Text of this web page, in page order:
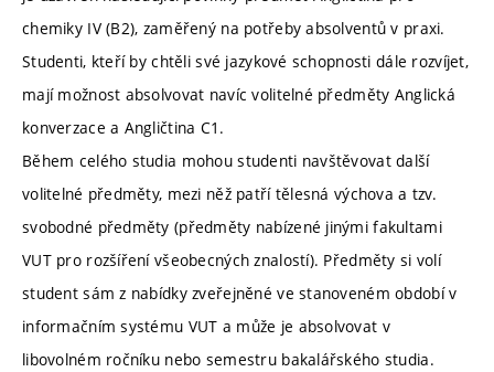
chemiky IV (B2), zaměřený na potřeby absolventů v praxi.
Studenti, kteří by chtěli své jazykové schopnosti dále rozvíjet,
mají možnost absolvovat navíc volitelné předměty Anglická
konverzace a Angličtina C1.
Během celého studia mohou studenti navštěvovat další
volitelné předměty, mezi něž patří tělesná výchova a tzv.
svobodné předměty (předměty nabízené jinými fakultami
VUT pro rozšíření všeobecných znalostí). Předměty si volí
student sám z nabídky zveřejněné ve stanoveném období v
informačním systému VUT a může je absolvovat v
libovolném ročníku nebo semestru bakalářského studia.